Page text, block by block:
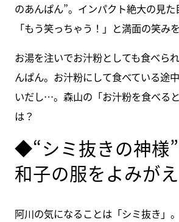
のあんぱん”。インパクト絶大の見た
「もう笑っちゃう！」と満面の笑み
お湯を注いでお汁粉としても食べら
んぱん。お汁粉にして食べている途
いだし…。森山の「お汁粉を食べる
は？
◆“シミ抜きの神様
和子の服をよみが
阿川の気になることは「シミ抜き」。